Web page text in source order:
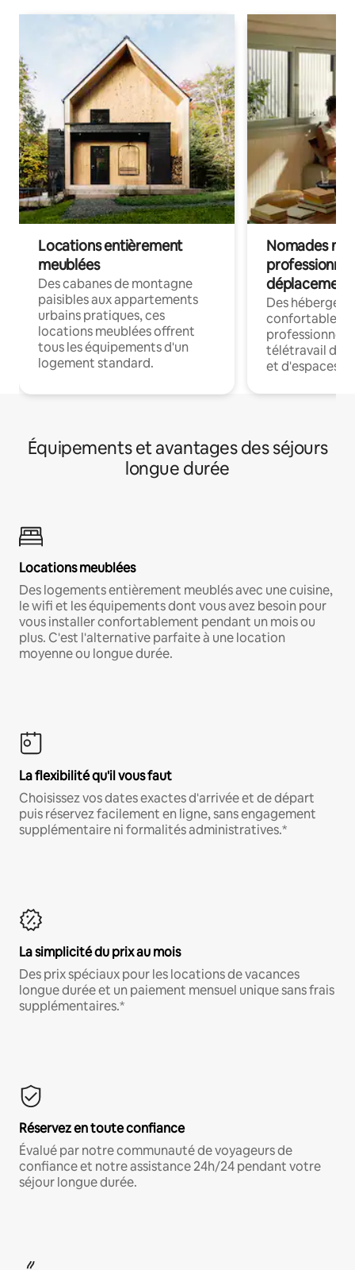
Locations entièrement
meublées
Des cabanes de montagne
paisibles aux appartements
urbains pratiques, ces
locations meublées offrent
tous les équipements d'un
logement standard.
Nomades
déplacement
Des
confortables
professionnels
télétravail
et d'espaces
Équipements et avantages des séjours
longue durée
Locations meublées
Des logements entièrement meublés avec une cuisine,
le wifi et les équipements dont vous avez besoin pour
vous installer confortablement pendant un mois ou
plus. C'est l'alternative parfaite à une location
moyenne ou longue durée.
La flexibilité qu'il vous faut
Choisissez vos dates exactes d'arrivée et de départ
puis réservez facilement en ligne, sans engagement
supplémentaire ni formalités administratives.*
La simplicité du prix au mois
Des prix spéciaux pour les locations de vacances
longue durée et un paiement mensuel unique sans frais
supplémentaires.*
Réservez en toute confiance
Évalué par notre communauté de voyageurs de
confiance et notre assistance 24h/24 pendant votre
séjour longue durée.